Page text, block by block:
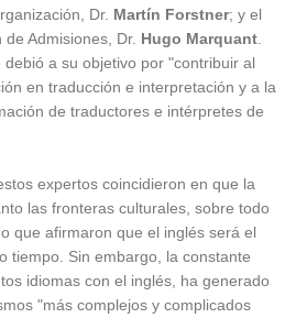
Dr. Martín Forstner; y el
Admisiones, Dr. Hugo Marquant
a su objetivo por "contribuir al
en traducción e interpretación y a la
de traductores e intérpretes de
expertos coincidieron en que la
las fronteras culturales, sobre todo
que afirmaron que el inglés será el
tiempo. Sin embargo, la constante
idiomas con el inglés, ha generado
"más complejos y complicados